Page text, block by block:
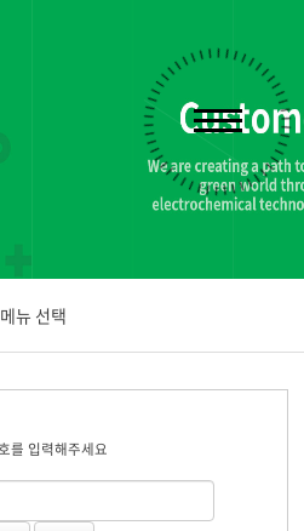
메뉴 선택
공지사항
문의하기
를 입력해주세요